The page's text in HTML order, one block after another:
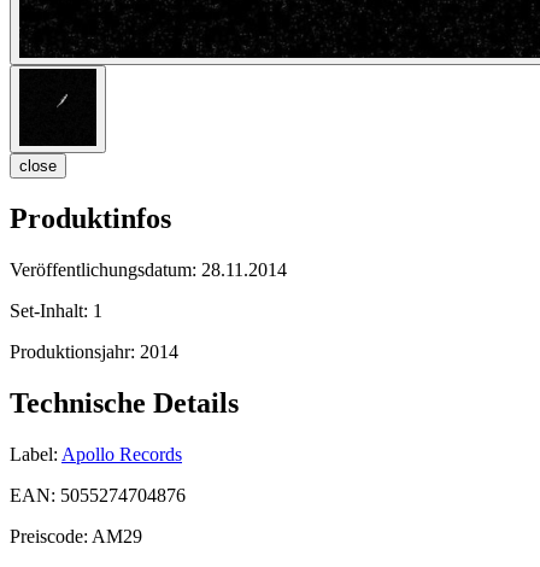
close
Produktinfos
Veröffentlichungsdatum: 28.11.2014
Set-Inhalt: 1
Produktionsjahr: 2014
Technische Details
Label: Apollo Records
EAN: 5055274704876
Preiscode: AM29